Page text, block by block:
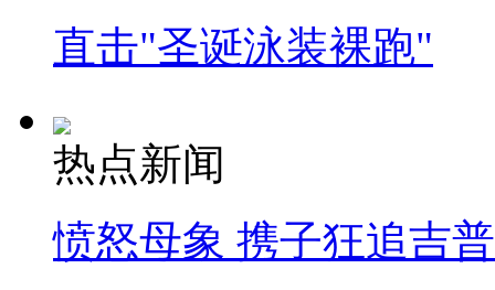
直击"圣诞泳装裸跑"
热点新闻
愤怒母象 携子狂追吉